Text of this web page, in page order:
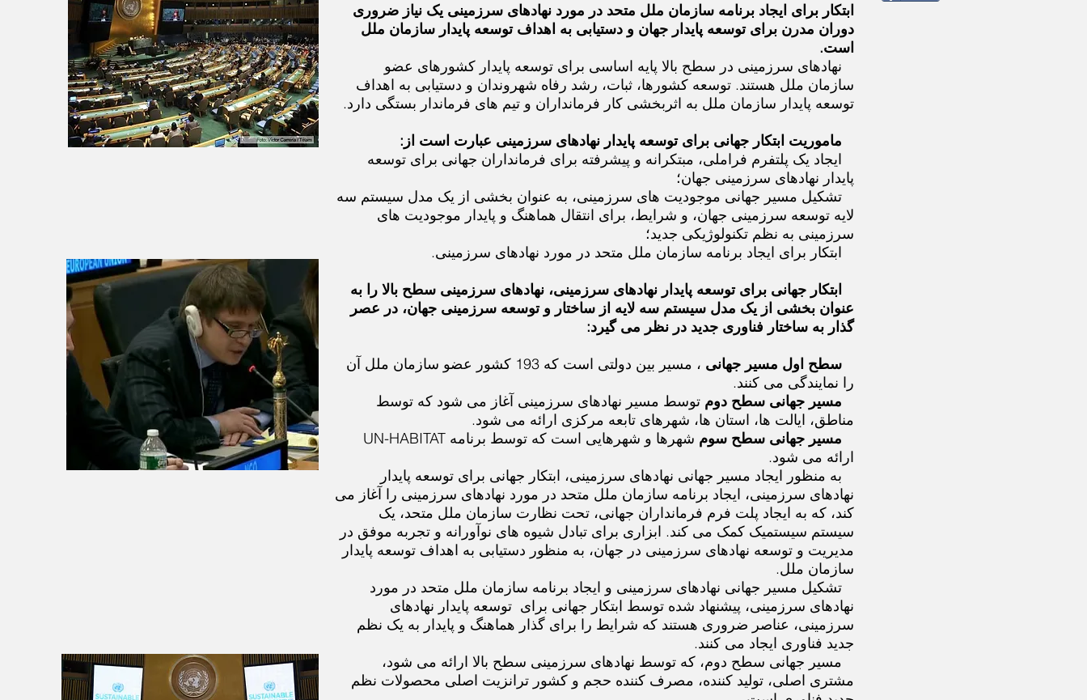
ابتکار برای ایجاد برنامه سازمان ملل متحد در مورد نهادهای سرزمینی یک نیاز ضروری
دوران مدرن برای توسعه پایدار جهان و دستیابی به اهداف توسعه پایدار سازمان ملل
است.
نهادهای سرزمینی در سطح بالا پایه اساسی برای توسعه پایدار کشورهای عضو
سازمان ملل هستند. توسعه کشورها، ثبات، رشد رفاه شهروندان و دستیابی به اهداف
توسعه پایدار سازمان ملل به اثربخشی کار فرمانداران و تیم های فرماندار بستگی دارد.
ماموریت ابتکار جهانی برای توسعه پایدار نهادهای سرزمینی عبارت است از:
ایجاد یک پلتفرم فراملی، مبتکرانه و پیشرفته برای فرمانداران جهانی برای توسعه
پایدار نهادهای سرزمینی جهان؛
تشکیل مسیر جهانی موجودیت های سرزمینی، به عنوان بخشی از یک مدل سیستم سه
لایه توسعه سرزمینی جهان، و شرایط، برای انتقال هماهنگ و پایدار موجودیت های
سرزمینی به نظم تکنولوژیکی جدید؛
ابتکار برای ایجاد برنامه سازمان ملل متحد در مورد نهادهای سرزمینی.
ابتکار جهانی برای توسعه پایدار نهادهای سرزمینی، نهادهای سرزمینی سطح بالا را به
عنوان بخشی از یک مدل سیستم سه لایه از ساختار و توسعه سرزمینی جهان، در عصر
گذار به ساختار فناوری جدید در نظر می گیرد:
سطح اول مسیر جهانی
، مسیر بین دولتی است که 193 کشور عضو سازمان ملل آن
را نمایندگی می کنند.
مسیر جهانی سطح دوم توسط مسیر نهادهای سرزمینی آغاز می شود که توسط
مناطق، ایالت ها، استان ها، شهرهای تابعه مرکزی ارائه می شود.
مسیر جهانی سطح سوم
شهرها و شهرهایی است که توسط برنامه UN-HABITAT
ارائه می شود.
به منظور ایجاد مسیر جهانی نهادهای سرزمینی، ابتکار جهانی برای توسعه پایدار
نهادهای سرزمینی، ایجاد برنامه سازمان ملل متحد در مورد نهادهای سرزمینی را آغاز می
کند، که به ایجاد پلت فرم فرمانداران جهانی، تحت نظارت سازمان ملل متحد، یک
سیستم سیستمیک کمک می کند. ابزاری برای تبادل شیوه های نوآورانه و تجربه موفق در
مدیریت و توسعه نهادهای سرزمینی در جهان، به منظور دستیابی به اهداف توسعه پایدار
سازمان ملل.
تشکیل مسیر جهانی نهادهای سرزمینی و ایجاد برنامه سازمان ملل متحد در مورد
نهادهای سرزمینی، پیشنهاد شده توسط ابتکار جهانی برای توسعه پایدار نهادهای
سرزمینی، عناصر ضروری هستند که شرایط را برای گذار هماهنگ و پایدار به یک نظم
جدید فناوری ایجاد می کنند.
مسیر جهانی سطح دوم، که توسط نهادهای سرزمینی سطح بالا ارائه می شود،
مشتری اصلی، تولید کننده، مصرف کننده حجم و کشور ترانزیت اصلی محصولات نظم